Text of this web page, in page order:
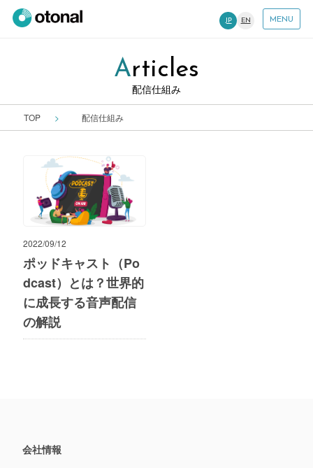
JP EN MENU
Articles
配信仕組み
TOP 配信仕組み
2022/09/12
ポッドキャスト（Po
dcast）とは？世界的
に成長する音声配信
の解説
会社情報